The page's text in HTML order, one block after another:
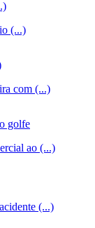
(...)
com (...)
golfe
ao (...)
(...)